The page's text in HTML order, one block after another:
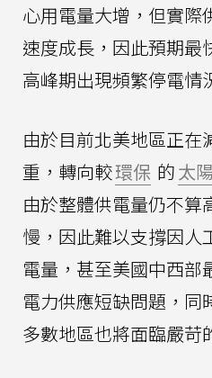
心用電量大增，但實際
速度成長，因此預期最
高峰期出現頻繁停電情
由於目前北美地區正在
重，轉向較環保 的太
由於整體供電量仍不算
慢，因此難以支撐因人
電量，甚至美國中西部
電力供應短缺問題，同
多數地區也將面臨嚴苛